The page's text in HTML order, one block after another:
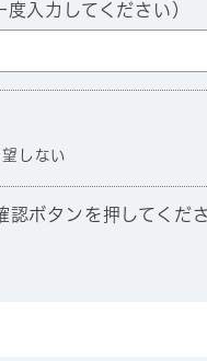
入力してください）
しない
ボタンを押してくださ